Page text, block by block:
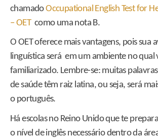
chamadoOccupational English Test for
– OETcomo uma nota B.
O OET oferece mais vantagens, pois sua
linguística será em um ambiente no qual
familiarizado. Lembre-se: muitas
de saúde têm raiz latina, ou seja, será
o português.
Há escolas no Reino Unido que te
o nível de inglês necessário dentro da